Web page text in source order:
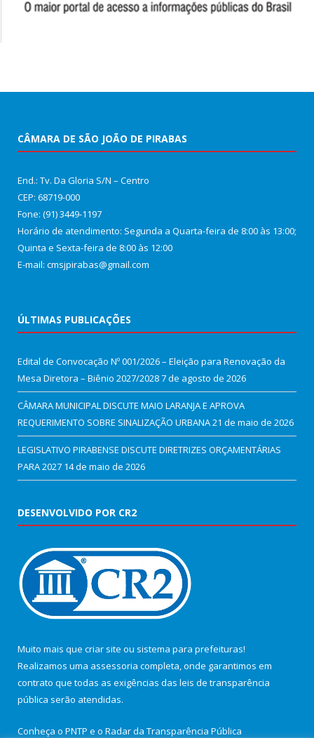
CÂMARA DE SÃO JOÃO DE PIRABAS
End.: Tv. Da Gloria S/N – Centro
CEP: 68719-000
Fone: (91) 3449-1197
Horário de atendimento: Segunda a Quarta-feira de 8:00 às 13:00;
Quinta e Sexta-feira de 8:00 às 12:00
E-mail: cmsjpirabas@gmail.com
ÚLTIMAS PUBLICAÇÕES
Edital de Convocação Nº 001/2026 – Eleição para Renovação da
Mesa Diretora – Biênio 2027/20287 de agosto de 2026
CÂMARA MUNICIPAL DISCUTE MAIO LARANJA E APROVA
REQUERIMENTO SOBRE SINALIZAÇÃO URBANA21 de maio de 2026
LEGISLATIVO PIRABENSE DISCUTE DIRETRIZES ORÇAMENTÁRIAS
PARA 2027 14 de maio de 2026
DESENVOLVIDO POR CR2
Muito mais que criar site ou sistema para prefeituras!
Realizamos uma assessoria completa, onde garantimos em
contrato que todas as exigências das leis de transparência
pública serão atendidas.
Conheça o PNTP e o Radar da Transparência Pública